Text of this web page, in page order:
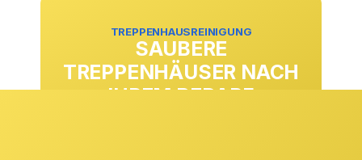
TREPPENHAUSREINIGUNG
SAUBERE
TREPPENHÄUSER NACH
IHREM BEDARF